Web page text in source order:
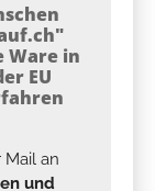
Ware in
EU
Mail an
und